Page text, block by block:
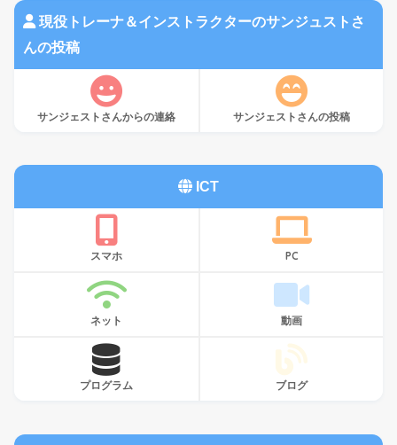
現役トレーナ＆インストラクターのサンジュストさ
んの投稿
サンジェストさんからの連絡 サンジェストさんの投稿
ICT
スマホ PC
ネット 動画
プログラム ブログ